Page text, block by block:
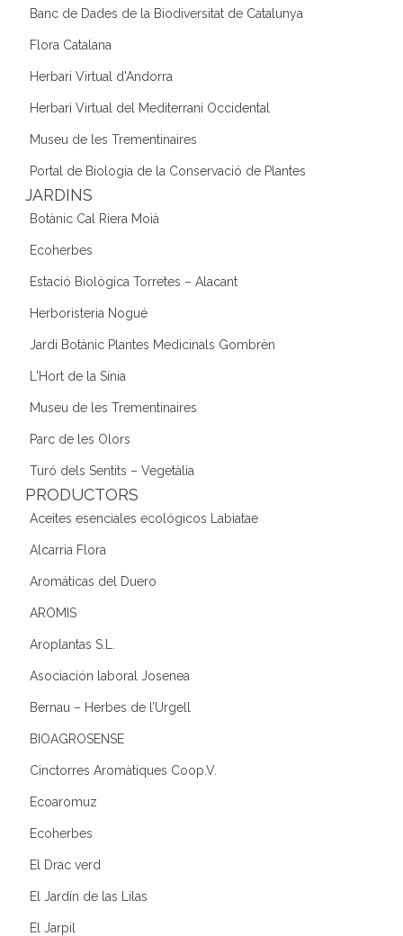
Banc de Dades de la Biodiversitat de Catalunya
Flora Catalana
Herbari Virtual d'Andorra
Herbari Virtual del Mediterrani Occidental
Museu de les Trementinaires
Portal de Biologia de la Conservació de Plantes
JARDINS
Botànic Cal Riera Moià
Ecoherbes
Estació Biològica Torretes – Alacant
Herboristeria Nogué
Jardí Botànic Plantes Medicinals Gombrèn
L'Hort de la Sínia
Museu de les Trementinaires
Parc de les Olors
Turó dels Sentits – Vegetàlia
PRODUCTORS
Aceites esenciales ecológicos Labiatae
Alcarria Flora
Aromáticas del Duero
AROMIS
Aroplantas S.L.
Asociación laboral Josenea
Bernau – Herbes de l’Urgell
BIOAGROSENSE
Cinctorres Aromàtiques Coop.V.
Ecoaromuz
Ecoherbes
El Drac verd
El Jardín de las Lilas
El Jarpil